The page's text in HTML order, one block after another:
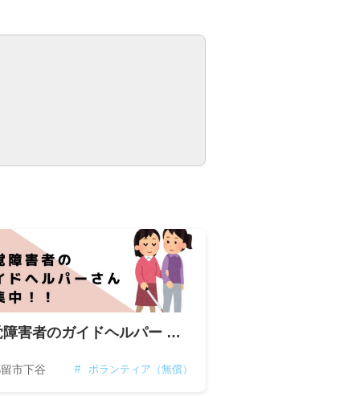
視覚障害者のガイドヘルパー 募集中！！
市下谷 # ボランティア（無償）